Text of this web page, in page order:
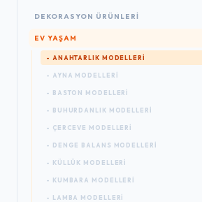
DEKORASYON ÜRÜNLERI
EV YAŞAM
- ANAHTARLIK MODELLERI
- AYNA MODELLERI
- BASTON MODELLERI
- BUHURDANLIK MODELLERI
- ÇERCEVE MODELLERI
- DENGE BALANS MODELLERI
- KÜLLÜK MODELLERI
- KUMBARA MODELLERI
- LAMBA MODELLERI